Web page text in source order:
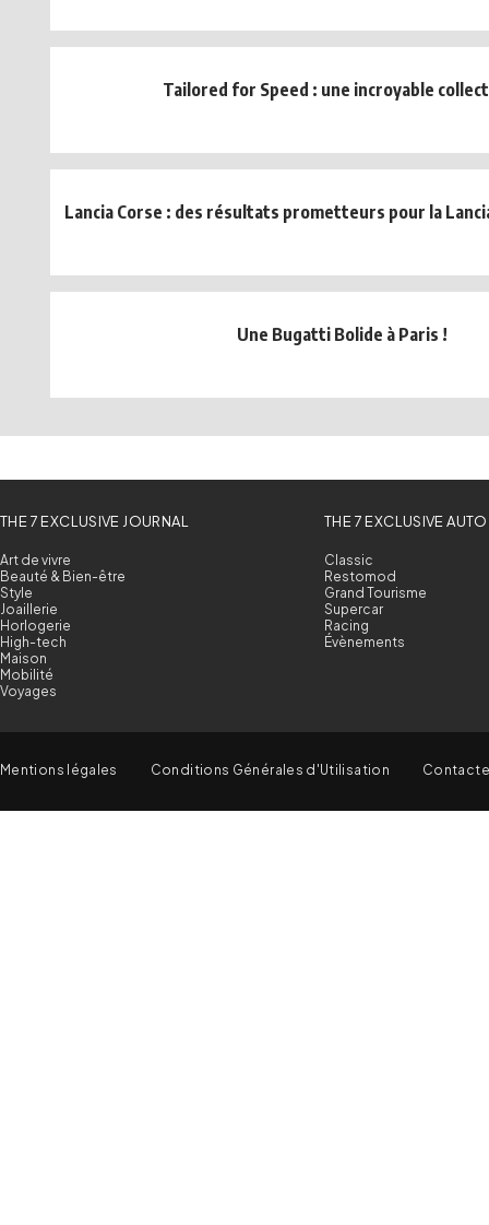
Tailored for Speed : une incroyable
Lancia Corse : des résultats prometteurs pour la
Une Bugatti Bolide à Paris !
THE 7 EXCLUSIVE JOURNAL
Art de vivre
Beauté & Bien-être
Style
Joaillerie
Horlogerie
High-tech
Maison
Mobilité
Voyages
THE 7 EXCLUSIVE AUTO
Classic
Restomod
Grand Tourisme
Supercar
Racing
Évènements
Mentions légales Conditions Générales d'Utilisation